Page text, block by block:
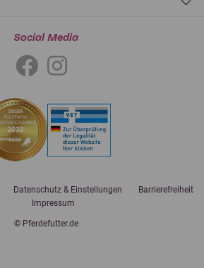
Social Media
© Pferdefutter.de
Datenschutz & Einstellungen
Barrierefreiheit
Impressum